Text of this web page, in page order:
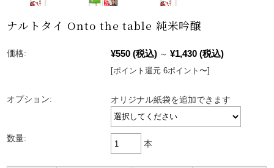
ナルトタイ Onto the table 純米吟醸
価格: ¥550 (税込) ～ ¥1,430 (税込)
[ポイント還元 6ポイント〜]
オプション: オリジナル紙袋を追加できます
数量:
本